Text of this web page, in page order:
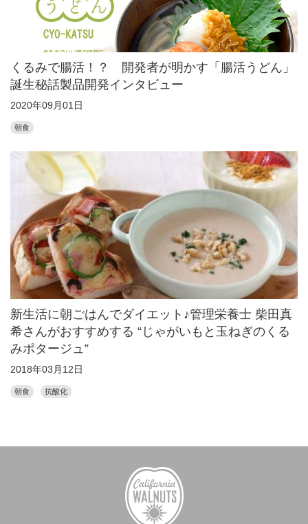
くるみで腸活！？ 開発者が明かす「腸活うどん」
誕生秘話製品開発インタビュー
2020年09月01日
朝食
新生活に朝ごはんでダイエット♪管理栄養士 柴田真
希さんがおすすめする “じゃがいもと玉ねぎのくる
みポタージュ”
2018年03月12日
朝食 抗酸化